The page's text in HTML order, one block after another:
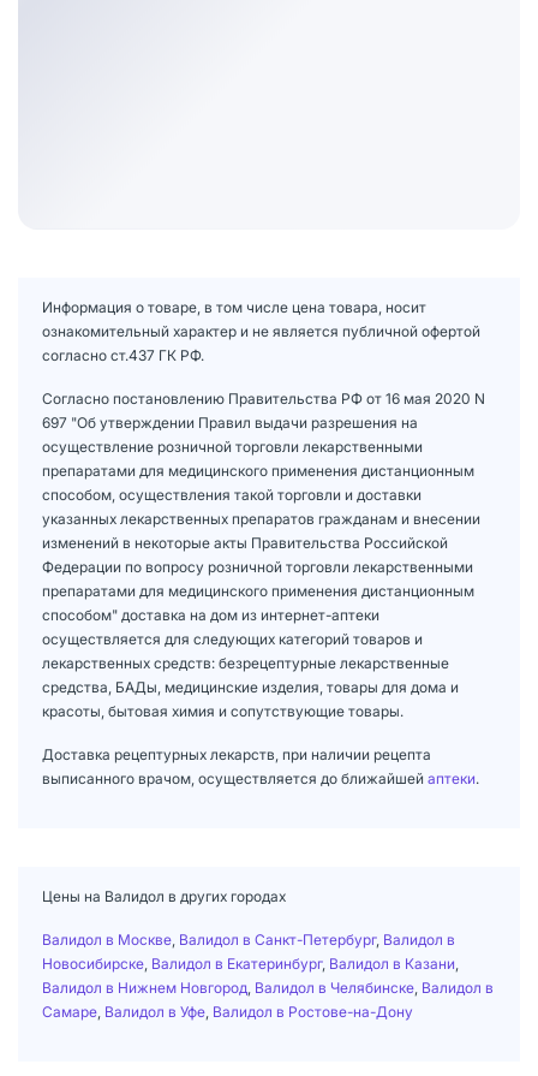
Информация о товаре, в том числе цена товара, носит
ознакомительный характер и не является публичной офертой
согласно ст.437 ГК РФ.
Согласно постановлению Правительства РФ от 16 мая 2020 N
697 "Об утверждении Правил выдачи разрешения на
осуществление розничной торговли лекарственными
препаратами для медицинского применения дистанционным
способом, осуществления такой торговли и доставки
указанных лекарственных препаратов гражданам и внесении
изменений в некоторые акты Правительства Российской
Федерации по вопросу розничной торговли лекарственными
препаратами для медицинского применения дистанционным
способом" доставка на дом из интернет-аптеки
осуществляется для следующих категорий товаров и
лекарственных средств: безрецептурные лекарственные
средства, БАДы, медицинские изделия, товары для дома и
красоты, бытовая химия и сопутствующие товары.
Доставка рецептурных лекарств, при наличии рецепта
выписанного врачом, осуществляется до ближайшей аптеки.
Цены на Валидол в других городах
Валидол в Москве Валидол в Санкт-Петербург, Валидол в
Новосибирске Валидол в Екатеринбург, Валидол в Казани
Валидол в Нижнем Новгород Валидол в Челябинске Валидол в
Самаре Валидол в Уфе Валидол в Ростове-на-Дону